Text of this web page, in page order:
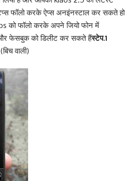
फॉलो करके ऐप्स अनइंनस्टाल कर सकते हो
को फॉलो करके अपने जियो फोन में
फेसबुक को डिलीट कर सकते हैंस्टेप.1
वाली)